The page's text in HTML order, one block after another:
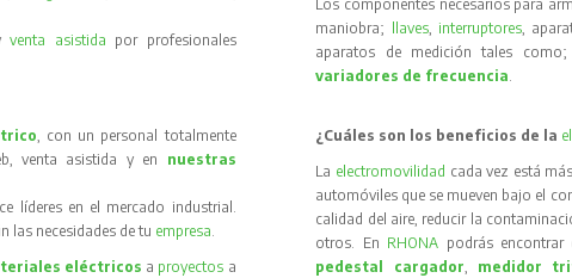
venta asistida por profesionales
, con un personal totalmente
venta asistida y en nuestras
líderes en el mercado industrial.
las necesidades de tu empresa.
eléctricos a proyectos a
Los componentes necesarios para
maniobra;
llaves, interruptores,
aparatos de medición tales como;
variadores de frecuencia.
¿Cuáles son los beneficios de la
La electromovilidad cada vez está
automóviles que se mueven bajo el
calidad del aire, reducir la
otros. En RHONA podrás encontrar
pedestal cargador, medidor